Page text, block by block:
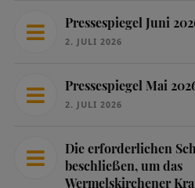
Pressespiegel Juni
2. JULI 2026
Pressespiegel Mai
2. JULI 2026
Die erforderlichen
beschließen, um das
Wermelskirchener